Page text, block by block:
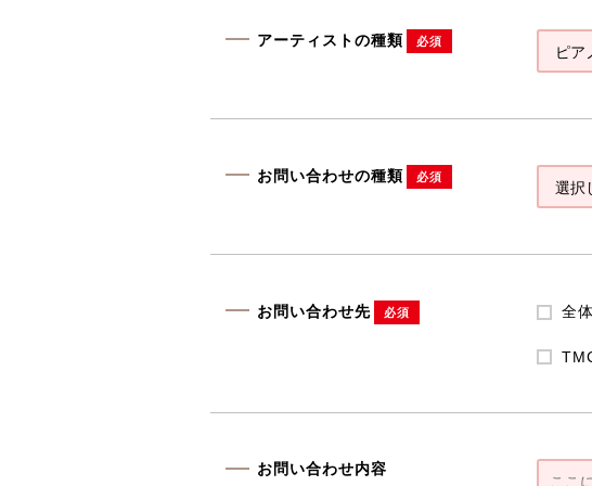
アーティストの種類 必須
お問い合わせの種類 必須
お問い合わせ先 必須 全
お問い合わせ内容